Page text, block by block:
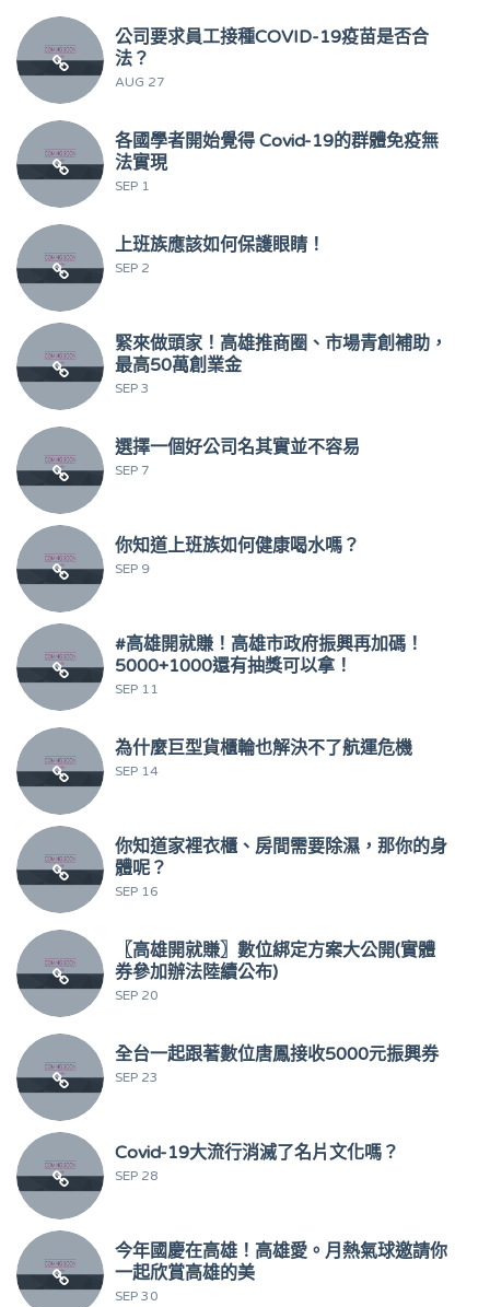
公司要求員工接種COVID-19疫苗是否合
法？
AUG 27
各國學者開始覺得 Covid-19的群體免疫無
法實現
SEP 1
上班族應該如何保護眼睛！
SEP 2
緊來做頭家！高雄推商圈、市場青創補助，
最高50萬創業金
SEP 3
選擇一個好公司名其實並不容易
SEP 7
你知道上班族如何健康喝水嗎？
SEP 9
#高雄開就賺！高雄市政府振興再加碼！
5000+1000還有抽獎可以拿！
SEP 11
為什麼巨型貨櫃輪也解決不了航運危機
SEP 14
你知道家裡衣櫃、房間需要除濕，那你的身
體呢？
SEP 16
〖高雄開就賺〗數位綁定方案大公開(實體
券參加辦法陸續公布)
SEP 20
全台一起跟著數位唐鳳接收5000元振興券
SEP 23
Covid-19大流行消滅了名片文化嗎？
SEP 28
今年國慶在高雄！高雄愛。月熱氣球邀請你
一起欣賞高雄的美
SEP 30